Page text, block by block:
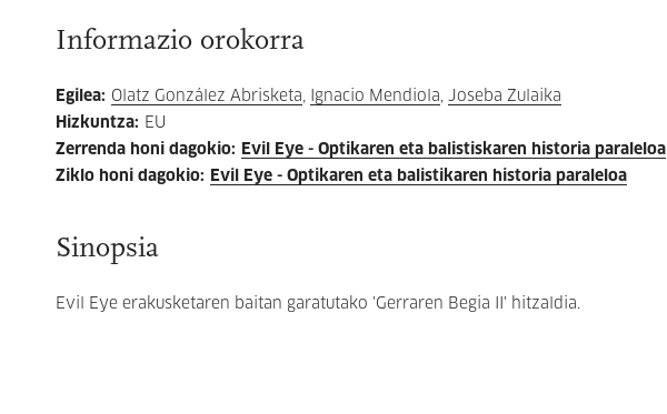
Informazio orokorra
Egilea: Olatz González Abrisketa, Ignacio Mendiola, Joseba Zulaika
Hizkuntza: EU
Zerrenda honi dagokio: Evil Eye - Optikaren eta balistiskaren historia paraleloa
Ziklo honi dagokio: Evil Eye - Optikaren eta balistikaren historia paraleloa
Sinopsia
Evil Eye erakusketaren baitan garatutako 'Gerraren Begia II' hitzaldia.